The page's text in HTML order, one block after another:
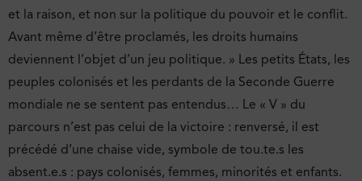
et la raison, et non sur la politique du pouvoir et le conflit.
Avant même d’être proclamés, les droits humains
deviennent l’objet d’un jeu politique. » Les petits États, les
peuples colonisés et les perdants de la Seconde Guerre
mondiale ne se sentent pas entendus… Le « V » du
parcours n’est pas celui de la victoire : renversé, il est
précédé d’une chaise vide, symbole de tou.te.s les
absent.e.s : pays colonisés, femmes, minorités et enfants.